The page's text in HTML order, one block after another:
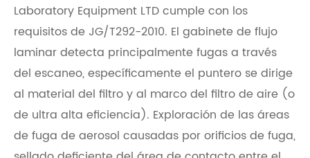
Laboratory Equipment LTD cumple con los
requisitos de JG/T292-2010. El gabinete de flujo
laminar detecta principalmente fugas a través
del escaneo, específicamente el puntero se dirige
al material del filtro y al marco del filtro de aire (o
de ultra alta eficiencia). Exploración de las áreas
de fuga de aerosol causadas por orificios de fuga,